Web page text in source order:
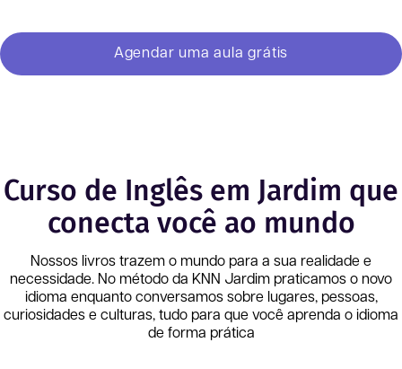
Agendar uma aula grátis
Curso de Inglês em Jardim que
conecta você ao mundo
Nossos livros trazem o mundo para a sua realidade e
necessidade. No método da KNN Jardim praticamos o novo
idioma enquanto conversamos sobre lugares, pessoas,
curiosidades e culturas, tudo para que você aprenda o idioma
de forma prática